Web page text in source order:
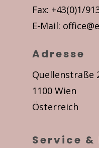
Fax: +43(0)1/
E-Mail:
Adresse
Quellenstraße
1100 Wien
Österreich
Service &